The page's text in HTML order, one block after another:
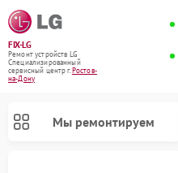
FIX-LG
Ремонт устройств LG
Специализированный
cервисный центр г.Ростов-
на-Дону
Мы ремонтируем